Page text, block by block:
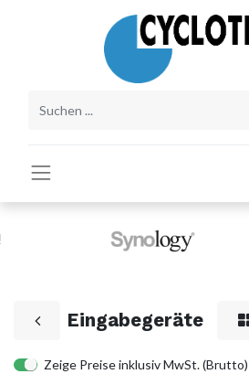
Eingabegeräte
Zeige Preise inklusiv MwSt. (Brutto)